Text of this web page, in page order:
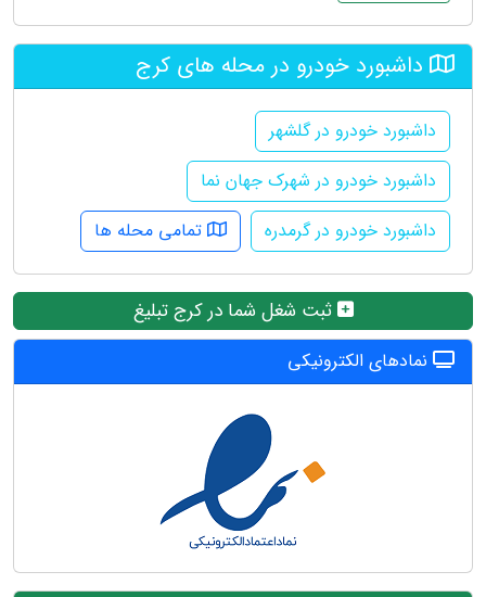
داشبورد خودرو در محله های کرج
داشبورد خودرو در گلشهر
داشبورد خودرو در شهرک جهان نما
داشبورد خودرو در گرمدره
تمامی محله ها
ثبت شغل شما در کرج تبلیغ
نمادهای الکترونیکی